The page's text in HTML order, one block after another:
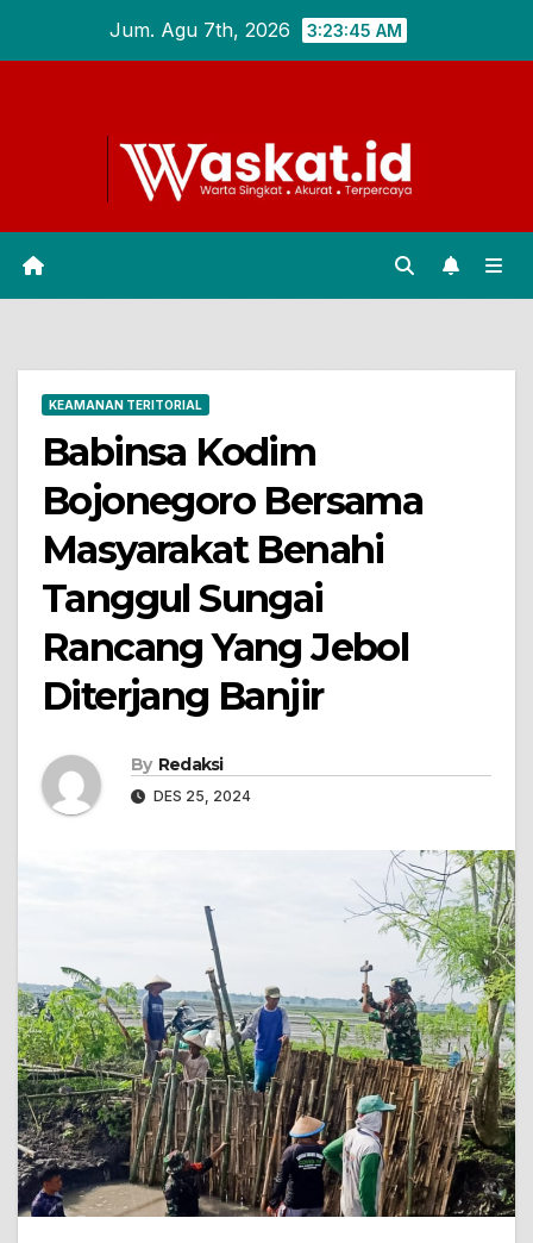
Jum. Agu 7th, 2026 3:23:46 AM
KEAMANAN TERITORIAL
Babinsa Kodim
Bojonegoro Bersama
Masyarakat Benahi
Tanggul Sungai
Rancang Yang Jebol
Diterjang Banjir
By Redaksi
DES 25, 2024